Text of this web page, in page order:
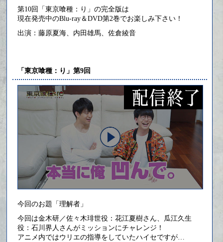
第10回「東京喰種：り」の完全版は
現在発売中のBlu-ray＆DVD第2巻でお楽しみ下さい！
出演：藤原夏海、内田雄馬、佐倉綾音
「東京喰種：り」第9回
今回のお題「理解者」
今回は金木研／佐々木琲世役：花江夏樹さん、瓜江久生
役：石川界人さんがミッションにチャレンジ！
アニメ内ではウリエの指導をしていたハイセですが…